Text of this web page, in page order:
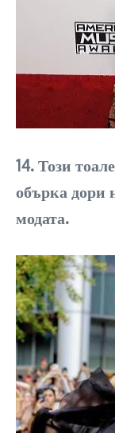
14. Този
обърка дори
модата.